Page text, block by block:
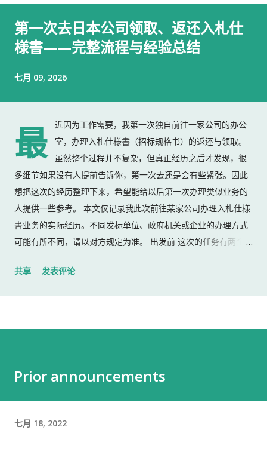
第一次去日本公司领取、返还入札仕
様書——完整流程与经验总结
七月 09, 2026
最
近因为工作需要，我第一次独自前往一家公司的办公
室，办理入札仕様書（招标规格书）的返还与领取。
虽然整个过程并不复杂，但真正经历之后才发现，很
多细节如果没有人提前告诉你，第一次去还是会有些紧张。因此
想把这次的经历整理下来，希望能给以后第一次办理类似业务的
人提供一些参考。 本文仅记录我此次前往某家公司办理入札仕様
書业务的实际经历。不同发标单位、政府机关或企业的办理方式
可能有所不同，请以对方规定为准。 出发前 这次的任务有两个：
入札仕様書 名片 当时我认为这样就足够了。 后来才发现，还有
工作人员确认后，很快帮我打开了大门。 进入办公室 进入办公室
时间的商务寒暄。 返还入札仕様書 原本我以为，把入札仕様書交
共享 发表评论
Prior announcements
七月 18, 2022